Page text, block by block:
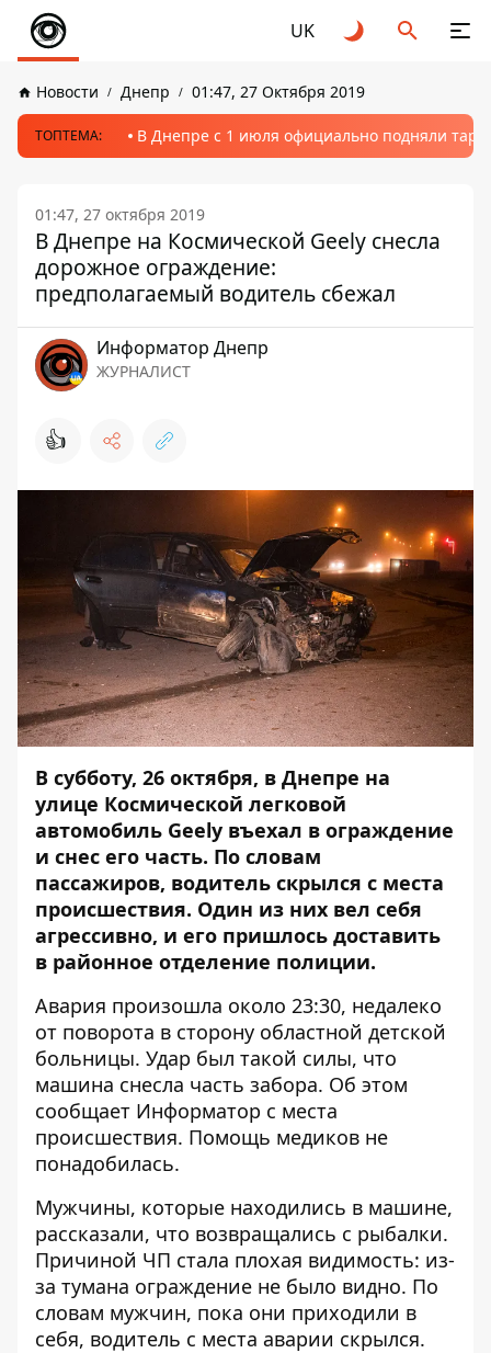
UK
Новости Днепр 01:47, 27 Октября 2019
ТОПТЕМА: В Днепре с 1 июля официально подняли
01:47, 27 октября 2019
В Днепре на Космической Geely снесла
дорожное ограждение:
предполагаемый водитель сбежал
Информатор Днепр
ЖУРНАЛИСТ
👍
В субботу, 26 октября, в Днепре на
улице Космической легковой
автомобиль Geely въехал в ограждение
и снес его часть. По словам
пассажиров, водитель скрылся с места
происшествия. Один из них вел себя
агрессивно, и его пришлось доставить
в районное отделение полиции.
Авария произошла около 23:30, недалеко
от поворота в сторону областной детской
больницы. Удар был такой силы, что
машина снесла часть забора. Об этом
сообщает Информатор с места
происшествия. Помощь медиков не
понадобилась.
Мужчины, которые находились в машине,
рассказали, что возвращались с рыбалки.
Причиной ЧП стала плохая видимость: из-
за тумана ограждение не было видно. По
словам мужчин, пока они приходили в
себя, водитель с места аварии скрылся.